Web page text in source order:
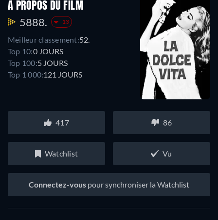
À PROPOS DU FILM
5888. -13
Meilleur classement:52.
Top 10:0 JOURS
Top 100:5 JOURS
Top 1 000:121 JOURS
417 86
Watchlist Vu
Connectez-vous pour synchroniser la Watchlist